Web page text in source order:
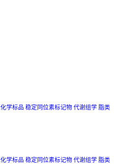
学标品 稳定同位素标记物 代谢组学 脂类
学标品 稳定同位素标记物 代谢组学 脂类